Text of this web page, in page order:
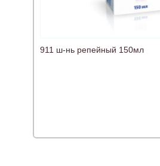
911 ш-нь репейный 150мл